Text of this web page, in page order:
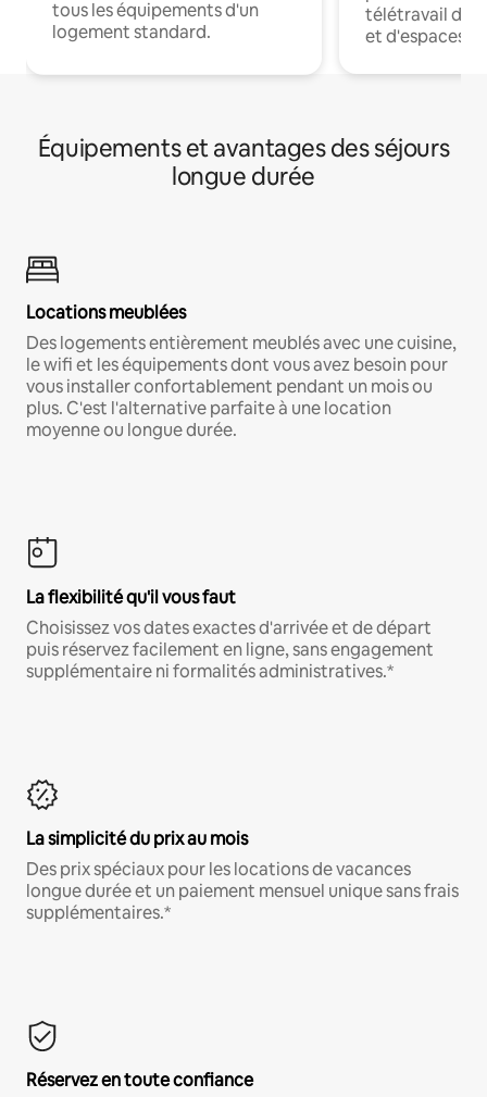
tous les équipements d'un
logement standard.
télétravail
et d'espaces
Équipements et avantages des séjours
longue durée
Locations meublées
Des logements entièrement meublés avec une cuisine,
le wifi et les équipements dont vous avez besoin pour
vous installer confortablement pendant un mois ou
plus. C'est l'alternative parfaite à une location
moyenne ou longue durée.
La flexibilité qu'il vous faut
Choisissez vos dates exactes d'arrivée et de départ
puis réservez facilement en ligne, sans engagement
supplémentaire ni formalités administratives.*
La simplicité du prix au mois
Des prix spéciaux pour les locations de vacances
longue durée et un paiement mensuel unique sans frais
supplémentaires.*
Réservez en toute confiance